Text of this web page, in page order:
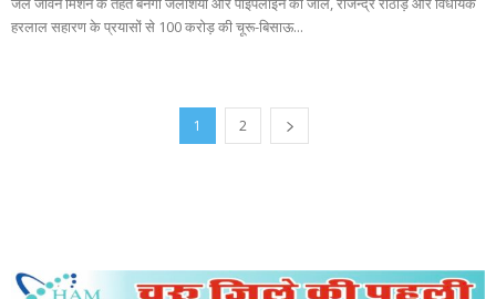
हरलाल सहारण के प्रयासों से 100 करोड़ की चूरू-बिसाऊ...
1 2